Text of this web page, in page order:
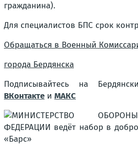
гражданина).
Для специалистов БПС срок
Обращаться в Военный
города Бердянска
Подписывайтесь на
ВКонтакте и МАКС